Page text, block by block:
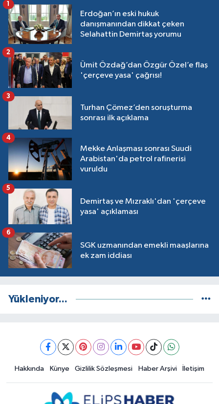
Erdoğan’ın eski hukuk
danışmanından dikkat çeken
Selahattin Demirtaş yorumu
1
Ümit Özdağ’dan Özgür Özel’e flaş
'çerçeve yasa' çağrısı!
2
Turhan Çömez’den soruşturma
sonrası ilk açıklama
3
Mekke Anlaşması sonrası Suudi
Arabistan'da petrol rafinerisi
vuruldu
4
Demirtaş ve Mızraklı'dan 'çerçeve
yasa' açıklaması
5
SGK uzmanından emekli maaşlarına
ek zam iddiası
6
Yükleniyor...
Hakkında Künye Gizlilik Sözleşmesi Haber Arşivi İletişim